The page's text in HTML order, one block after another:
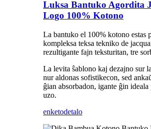
Luksa Bantuko Agordita
Logo 100% Kotono
La bantuko el 100% kotono estas
kompleksa teksa tekniko de
rezultigante fajn teksturitan, tre
La levita ŝablono kaj dezajno sur
nur aldonas sofistikecon, sed
ĝian absorbadon, igante ĝin ideala
uzo.
enketodetalo